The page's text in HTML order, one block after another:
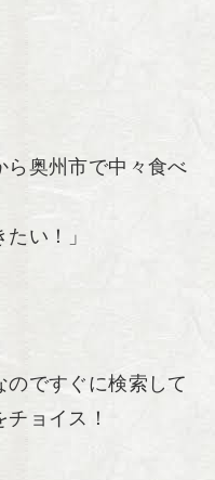
ら奥州市で中々食べ
い！」
ですぐに検索して
ョイス！